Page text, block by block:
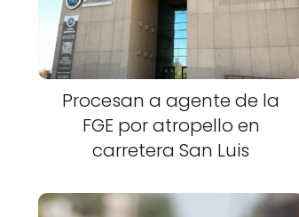
Procesan a agente de la
FGE por atropello en
carretera San Luis